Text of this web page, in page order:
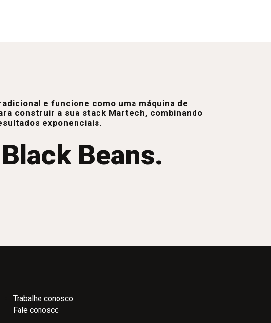
e funcione como uma máquina de
construir a sua stack Martech, combinando
exponenciais.
Beans.
Trabalhe conosco
Fale conosco